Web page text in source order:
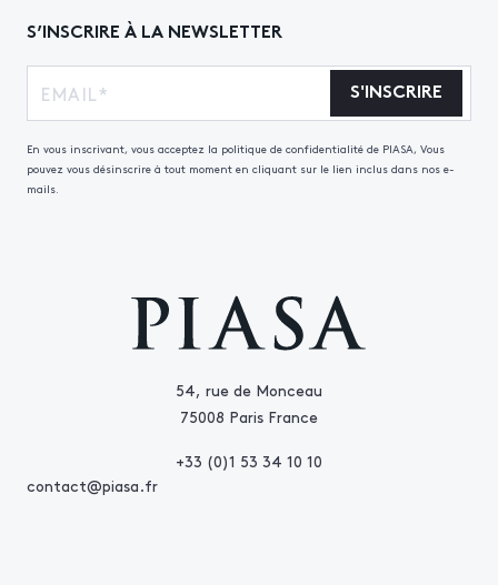
54, rue de Monceau
75008 Paris France
+33 (0)1 53 34 10 10
contact@piasa.fr
S’INSCRIRE À LA NEWSLETTER
S'INSCRIRE
En vous inscrivant, vous acceptez la politique de confidentialité de PIASA, Vous
pouvez vous désinscrire à tout moment en cliquant sur le lien inclus dans nos e-
mails.